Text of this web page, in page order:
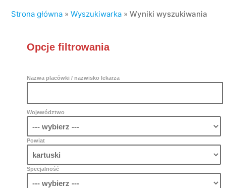
Strona główna »Wyszukiwarka »Wyniki wyszukiwania
Opcje filtrowania
Nazwa placówki / nazwisko lekarza
Województwo
Powiat
Specjalność